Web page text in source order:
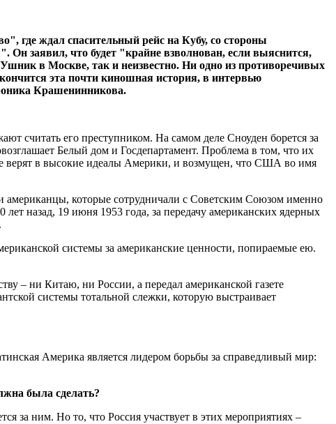
где ждал спасительный рейс на Кубу, со стороны
заявил, что будет "крайне взволнован, если выяснится,
в Москве, так и неизвестно. Ни одно из противоречивых
эта почти киношная история, в интервью
Крашенинникова.
считать его преступником. На самом деле Сноуден борется за
Белый дом и Госдепартамент. Проблема в том, что их
верят в высокие идеалы Америки, и возмущен, что США во имя
американцы, которые сотрудничали с Советским Союзом именно
назад, 19 июня 1953 года, за передачу американских ядерных
системы за американские ценности, попираемые ею.
– ни Китаю, ни России, а передал американской газете
системы тотальной слежки, которую выстраивает
Америка является лидером борьбы за справедливый мир:
была сделать?
за ним. Но то, что Россия участвует в этих мероприятиях –